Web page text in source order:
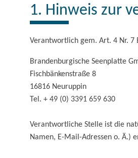
1. Hinweis
Verantwortlich gem. Art. 4 Nr. 7
Brandenburgische Seenplatte
Fischbänkenstraße 8
16816 Neuruppin
Tel. + 49 (0) 3391 659 630
Verantwortliche Stelle ist die
Namen, E-Mail-Adressen o. Ä.)